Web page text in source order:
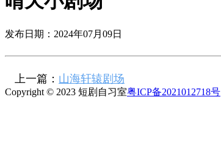
发布日期：2024年07月09日
上一篇： 山海轩辕剧场
Copyright © 2023 短剧自习室粤ICP备2021012718号